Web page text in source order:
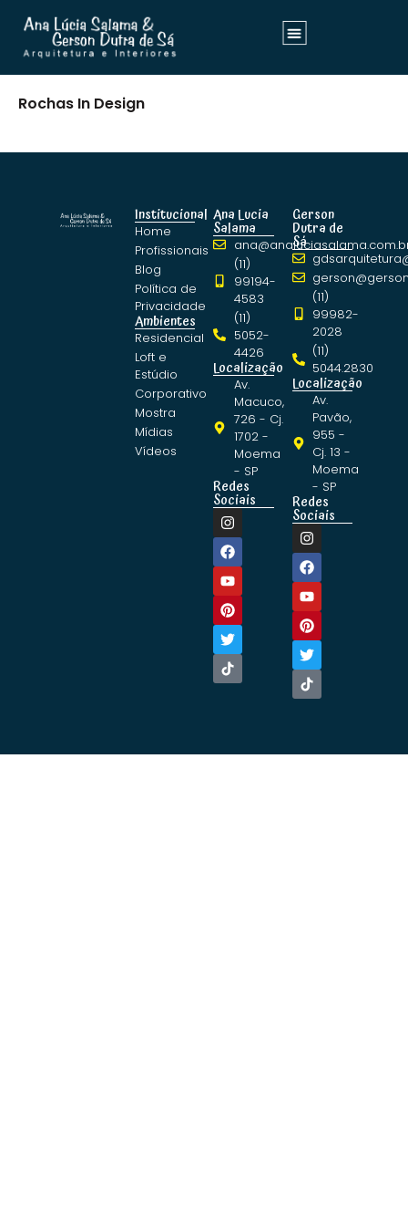
Rochas In Design
Institucional
Home
Profissionais
Blog
Política de
Privacidade
Ambientes
Residencial
Loft e
Estúdio
Corporativo
Mostra
Mídias
Vídeos
Ana Lucia
Salama
(11)
99194-
4583
(11)
5052-
4426
Localização
Av.
Macuco,
726 - Cj.
1702 -
Moema
- SP
Redes
Sociais
Gerson
Dutra de
Sá
(11)
99982-
2028
(11)
5044.2830
Localização
Av.
Pavão,
955 -
Cj. 13 -
Moema
- SP
Redes
Sociais